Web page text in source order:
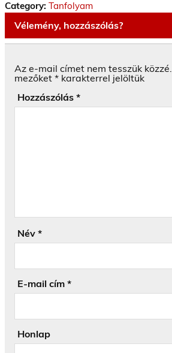
Category: Tanfolyam
Vélemény, hozzászólás?
Az e-mail címet nem tesszük közzé.
mezőket * karakterrel jelöltük
Hozzászólás *
Név *
E-mail cím *
Honlap